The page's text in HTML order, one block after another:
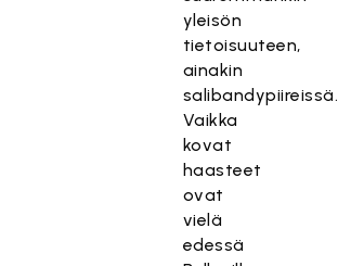
yleisön
tietoisuuteen,
ainakin
salibandypiireissä.
Vaikka
kovat
haasteet
ovat
vielä
edessä